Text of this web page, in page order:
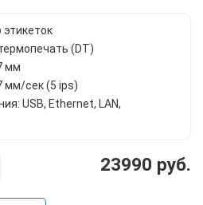
(DT)
мм
мм/сек (5 ips)
USB, Ethernet, LAN,
23990 руб.